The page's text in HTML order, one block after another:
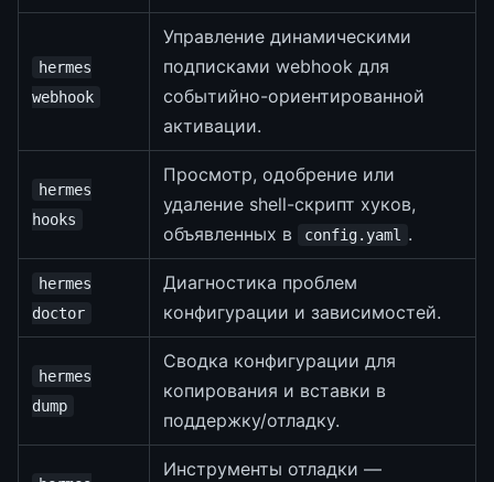
hermes
webhook
Управление динамическими
подписками webhook для
событийно-ориентированной
активации.
hermes
hooks
Просмотр, одобрение или
удаление shell-скрипт хуков,
объявленных в
config.yaml .
hermes
doctor
Диагностика проблем
конфигурации и зависимостей.
hermes
dump
Сводка конфигурации для
копирования и вставки в
поддержку/отладку.
Инструменты отладки —